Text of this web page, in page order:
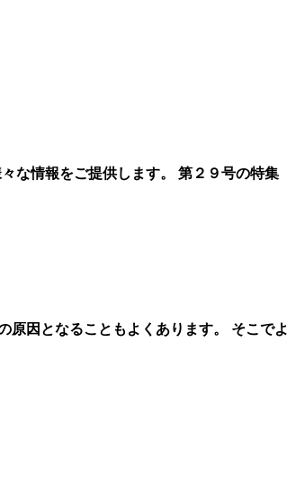
な情報をご提供します。 第２９号の特集
原因となることもよくあります。 そこでよ